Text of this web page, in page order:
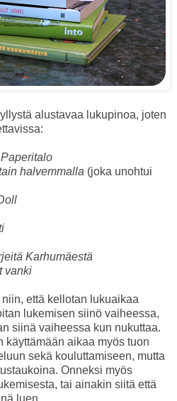
alustavaa lukupinoa, joten
Paperitalo
halvemmalla (joka unohtui
Karhumäestä
vanki
että kellotan lukuaikaa
lukemisen siinö vaiheessa,
siinä vaiheessa kun nukuttaa.
käyttämään aikaa myös tuon
sekä kouluttamiseen, mutta
Onneksi myös
tai ainakin siitä että
luen.